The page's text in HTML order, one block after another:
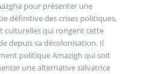
pour présenter une
définitive des crises politiques,
culturelles qui rongent cette
depuis sa décolonisation. Il
politique Amazigh qui soit
une alternative salvatrice